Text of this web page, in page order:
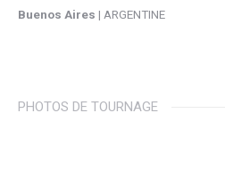
Buenos Aires | ARGENTINE
PHOTOS DE TOURNAGE